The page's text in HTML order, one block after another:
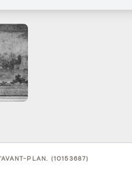
PLAN. (10153687)